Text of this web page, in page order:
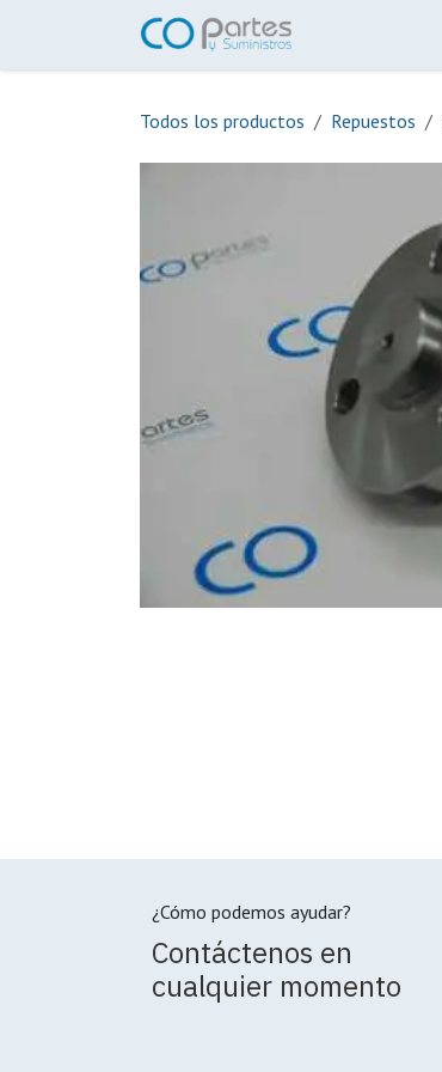
Todos los productos Repuestos
¿Cómo podemos ayudar?
Contáctenos en
cualquier momento